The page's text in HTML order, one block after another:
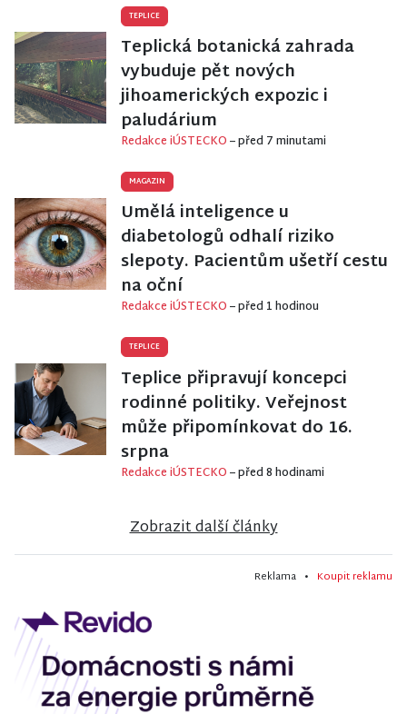
TEPLICE
Teplická botanická zahrada
vybuduje pět nových
jihoamerických expozic i
paludárium
Redakce iÚSTECKO– před 7 minutami
MAGAZIN
Umělá inteligence u
diabetologů odhalí riziko
slepoty. Pacientům ušetří cestu
na oční
Redakce iÚSTECKO– před 1 hodinou
TEPLICE
Teplice připravují koncepci
rodinné politiky. Veřejnost
může připomínkovat do 16.
srpna
Redakce iÚSTECKO– před 8 hodinami
Zobrazit další články
Reklama • Koupit reklamu